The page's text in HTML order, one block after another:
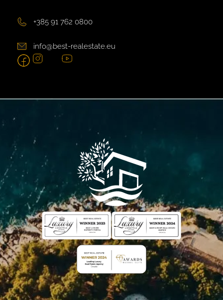
+385 91 762 0800
info@best-realestate.eu